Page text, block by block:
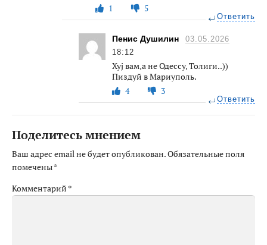
1
5
Ответить
Пенис Душилин
03.05.2026
18:12
Xyj вам,а не Одессу, Толиги..))
Пиздуй в Мариуполь.
4
3
Ответить
Поделитесь мнением
Ваш адрес email не будет опубликован.Обязательные поля
помечены*
Комментарий *